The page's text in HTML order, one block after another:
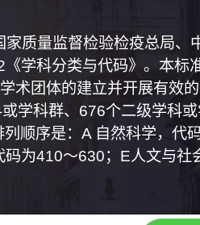
质量监督检验检疫总局、
学科分类与代码》。本标
术团体的建立并开展有效
学科群、676个二级学科或
顺序是：A 自然科学，代
为410～630；E人文与社